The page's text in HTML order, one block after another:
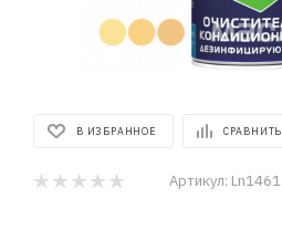
В ИЗБРАННОЕ СРАВНИТЬ
Артикул: Ln1461